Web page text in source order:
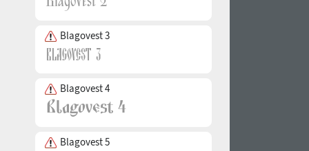
Blagovest 3
Blagovest 4
Blagovest 5